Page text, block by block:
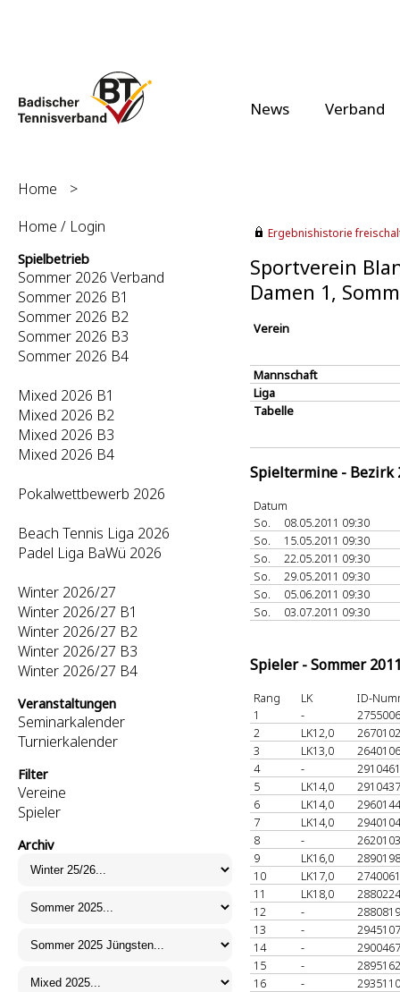
News Verband
Home
>
Home / Login
Spielbetrieb
Sommer 2026 Verband
Sommer 2026 B1
Sommer 2026 B2
Sommer 2026 B3
Sommer 2026 B4
Mixed 2026 B1
Mixed 2026 B2
Mixed 2026 B3
Mixed 2026 B4
Pokalwettbewerb 2026
Beach Tennis Liga 2026
Padel Liga BaWü 2026
Winter 2026/27
Winter 2026/27 B1
Winter 2026/27 B2
Winter 2026/27 B3
Winter 2026/27 B4
Veranstaltungen
Seminarkalender
Turnierkalender
Filter
Vereine
Spieler
Archiv
Ergebnishistorie
Sportverein
Damen 1,
Verein
Mannschaft
Liga
Tabelle
Spieltermine - Bezirk
Datum
So.
08.05.2011 09:30
So.
15.05.2011 09:30
So.
22.05.2011 09:30
So.
29.05.2011 09:30
So.
05.06.2011 09:30
So.
03.07.2011 09:30
Spieler - Sommer
Rang LK
ID-
1
-
2
LK12,0
3
LK13,0
4
-
5
LK14,0
6
LK14,0
7
LK14,0
8
-
9
LK16,0
10
LK17,0
11
LK18,0
12
-
13
-
14
-
15
-
16
-